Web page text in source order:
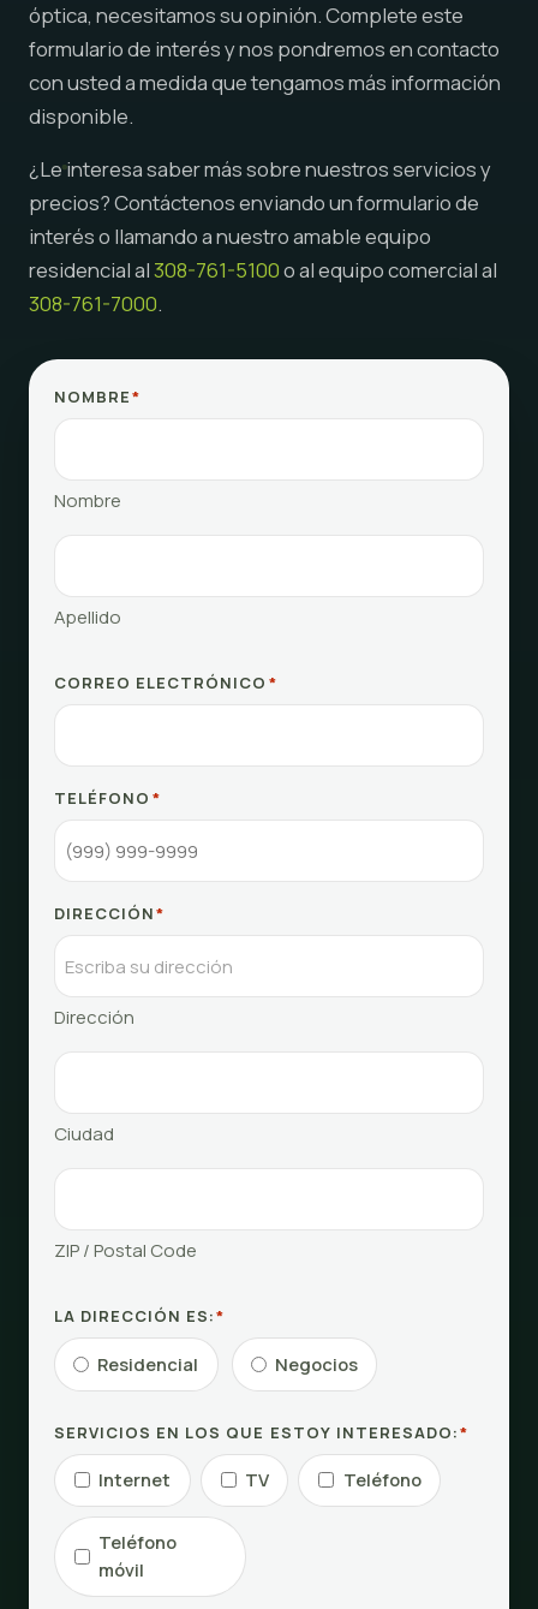
óptica, necesitamos su opinión. Complete este
formulario de interés y nos pondremos en contacto
con usted a medida que tengamos más información
disponible.
¿Le interesa saber más sobre nuestros servicios y
precios? Contáctenos enviando un formulario de
interés o llamando a nuestro amable equipo
residencial al308-761-5100o al equipo comercial al
308-761-7000.
NOMBRE*
Nombre
Apellido
CORREO ELECTRÓNICO *
TELÉFONO *
DIRECCIÓN*
Dirección
Ciudad
ZIP / Postal Code
LA DIRECCIÓN ES:*
Residencial Negocios
SERVICIOS EN LOS QUE ESTOY INTERESADO:*
Internet TV Teléfono
Teléfono
móvil